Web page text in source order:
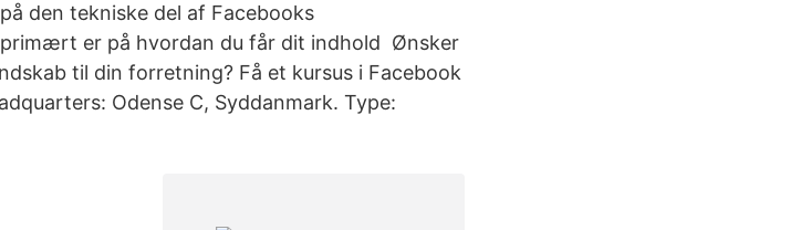
den tekniske del af Facebooks
er på hvordan du får dit indhold Ønsker
til din forretning? Få et kursus i Facebook
Odense C, Syddanmark. Type: